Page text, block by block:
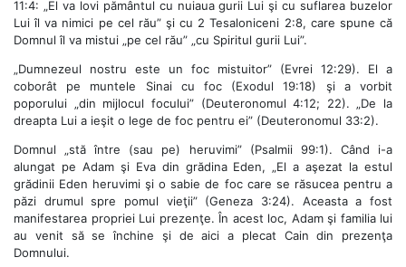
11:4: „El va lovi pământul cu nuiaua gurii Lui şi cu suflarea buzelor
Lui îl va nimici pe cel rău” şi cu 2 Tesaloniceni 2:8, care spune că
Domnul îl va mistui „pe cel rău” „cu Spiritul gurii Lui”.
„Dumnezeul nostru este un foc mistuitor” (Evrei 12:29). El a
coborât pe muntele Sinai cu foc (Exodul 19:18) şi a vorbit
poporului „din mijlocul focului” (Deuteronomul 4:12; 22). „De la
dreapta Lui a ieşit o lege de foc pentru ei” (Deuteronomul 33:2).
Domnul „stă între (sau pe) heruvimi” (Psalmii 99:1). Când i-a
alungat pe Adam şi Eva din grădina Eden, „El a aşezat la estul
grădinii Eden heruvimi şi o sabie de foc care se răsucea pentru a
păzi drumul spre pomul vieţii” (Geneza 3:24). Aceasta a fost
manifestarea propriei Lui prezenţe. În acest loc, Adam şi familia lui
au venit să se închine şi de aici a plecat Cain din prezenţa
Domnului.